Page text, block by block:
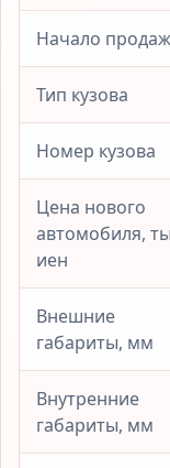
Начало продаж
Тип кузова
Номер кузова
Цена нового
автомобиля,
иен
Внешние
габариты, мм
Внутренние
габариты, мм